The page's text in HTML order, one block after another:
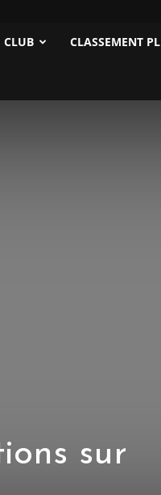
CLUB CLASSEMENT PL
sur